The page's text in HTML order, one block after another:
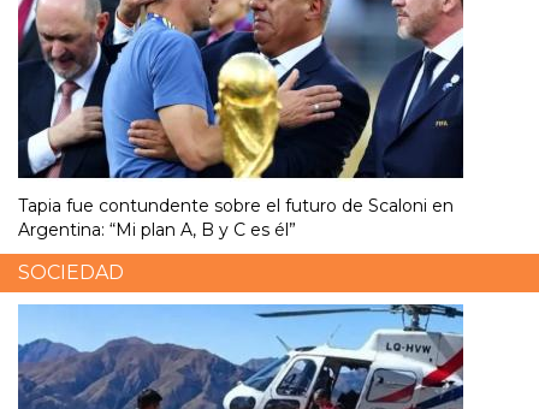
Tapia fue contundente sobre el futuro de Scaloni en
Argentina: “Mi plan A, B y C es él”
SOCIEDAD